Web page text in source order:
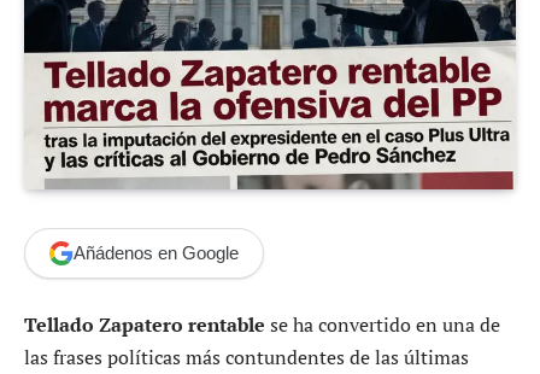
Añádenos en Google
Tellado Zapatero rentable se ha convertido en una de
las frases políticas más contundentes de las últimas